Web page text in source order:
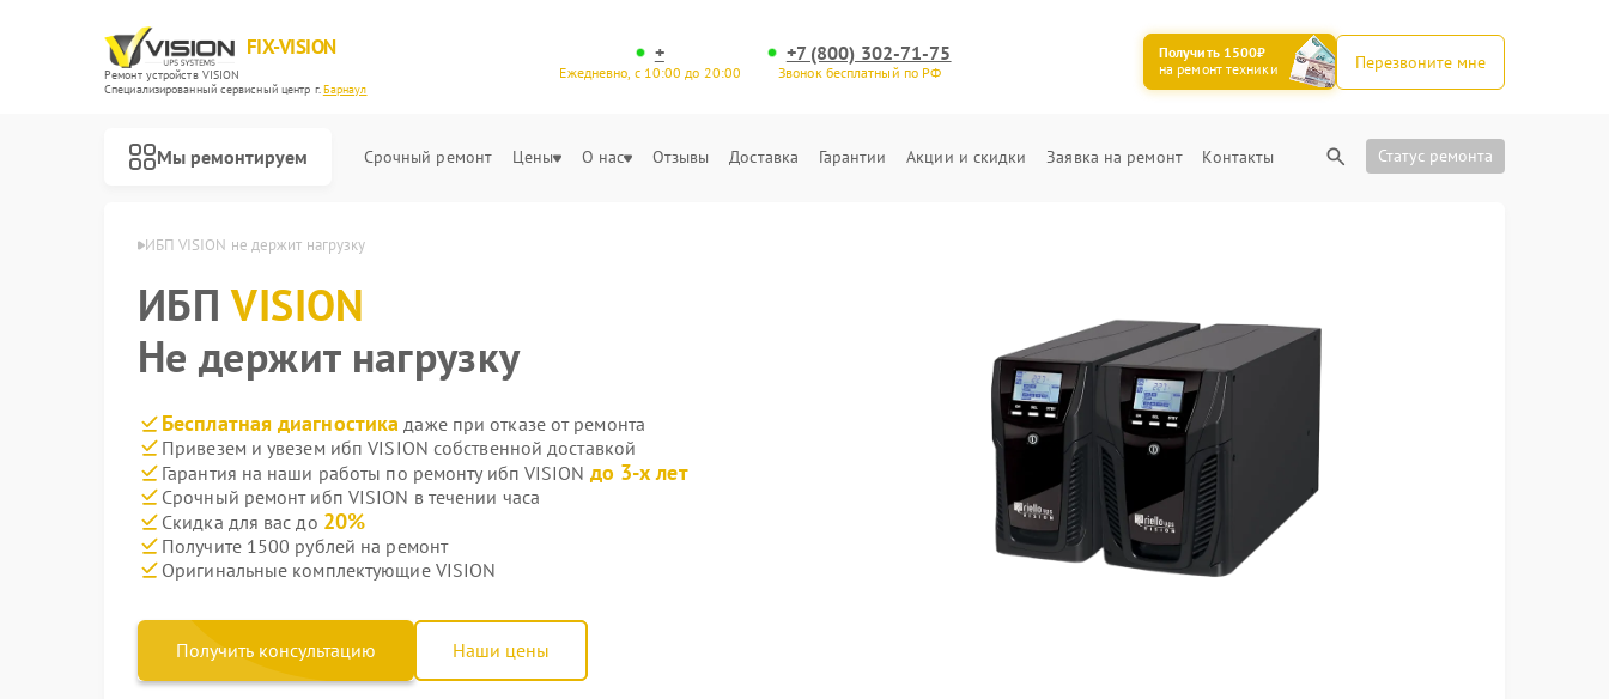
FIX-VISION
Ремонт устройств VISION
Специализированный cервисный центр г.Барнаул
+
Ежедневно, с 10:00 до 20:00
+7 (800) 302-71-75
Звонок бесплатный по РФ
Получить 1500₽
на ремонт техники
Перезвоните мне
Мы ремонтируем Срочный ремонт Цены О нас Отзывы Доставка Гарантии Акции и скидки Заявка на ремонт Контакты Статус ремонта
ИБП VISION не держит нагрузку
ИБПVISION
Не держит нагрузку
Бесплатная диагностика даже при отказе от ремонта
Привезем и увезем ибп VISION собственной доставкой
Гарантия на наши работы по ремонту ибп VISION до 3-х лет
Срочный ремонт ибп VISION в течении часа
Скидка для вас до 20%
Получите 1500 рублей на ремонт
Оригинальные комплектующие VISION
Получить консультацию Наши цены